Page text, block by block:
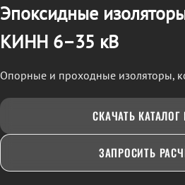
Эпоксидные
КИНН 6–35 кВ
Опорные и проходные изоляторы,
СКАЧАТЬ КАТАЛОГ
ЗАПРОСИТЬ